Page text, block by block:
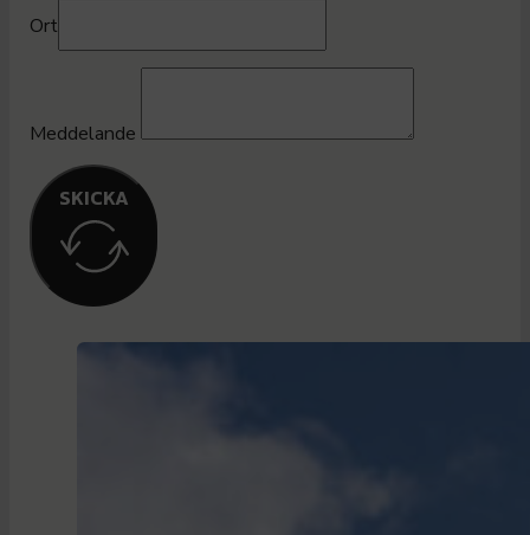
Ort
Meddelande
SKICKA